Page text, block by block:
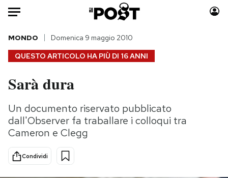
Auto
HOME
Italia
Politica
Tecnologia
Scienza
Consumismi
Storie/Idee
QUESTO ARTICOLO HA PIÙ DI 16 ANNI
MONDO Domenica 9 maggio 2010
Sarà dura
Un documento riservato pubblicato
dall'Observer fa traballare i colloqui tra
Cameron e Clegg
Condividi